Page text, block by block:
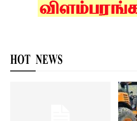
HOT NEWS